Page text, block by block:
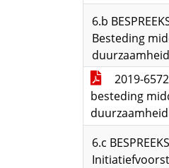
6.b
Besteding
2019-
besteding
6.c